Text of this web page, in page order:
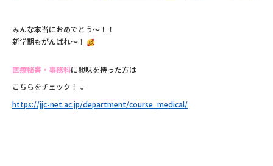
みんな本当におめでとう～！！
新学期もがんばれ～！
医療秘書・事務科に興味を持った方は
こちらをチェック！↓
https://jjc-net.ac.jp/department/course_medical/